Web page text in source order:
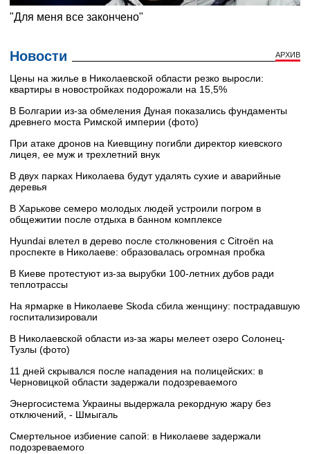
Новости АРХИВ
Цены на жилье в Николаевской области резко выросли:
квартиры в новостройках подорожали на 15,5%
В Болгарии из-за обмеления Дуная показались фундаменты
древнего моста Римской империи (фото)
При атаке дронов на Киевщину погибли директор киевского
лицея, ее муж и трехлетний внук
В двух парках Николаева будут удалять сухие и аварийные
деревья
В Харькове семеро молодых людей устроили погром в
общежитии после отдыха в банном комплексе
Hyundai влетел в дерево после столкновения с Citroën на
проспекте в Николаеве: образовалась огромная пробка
В Киеве протестуют из-за вырубки 100-летних дубов ради
теплотрассы
На ярмарке в Николаеве Skoda сбила женщину: пострадавшую
госпитализировали
В Николаевской области из-за жары мелеет озеро Солонец-
Тузлы (фото)
11 дней скрывался после нападения на полицейских: в
Черновицкой области задержали подозреваемого
Энергосистема Украины выдержала рекордную жару без
отключений, - Шмыгаль
Смертельное избиение сапой: в Николаеве задержали
подозреваемого